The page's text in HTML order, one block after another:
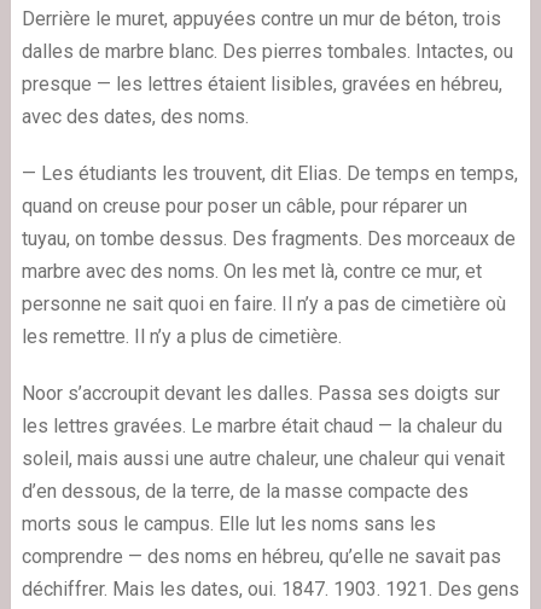
Derrière le muret, appuyées contre un mur de béton, trois
dalles de marbre blanc. Des pierres tombales. Intactes, ou
presque — les lettres étaient lisibles, gravées en hébreu,
avec des dates, des noms.
— Les étudiants les trouvent, dit Elias. De temps en temps,
quand on creuse pour poser un câble, pour réparer un
tuyau, on tombe dessus. Des fragments. Des morceaux de
marbre avec des noms. On les met là, contre ce mur, et
personne ne sait quoi en faire. Il n’y a pas de cimetière où
les remettre. Il n’y a plus de cimetière.
Noor s’accroupit devant les dalles. Passa ses doigts sur
les lettres gravées. Le marbre était chaud — la chaleur du
soleil, mais aussi une autre chaleur, une chaleur qui venait
d’en dessous, de la terre, de la masse compacte des
morts sous le campus. Elle lut les noms sans les
comprendre — des noms en hébreu, qu’elle ne savait pas
déchiffrer. Mais les dates, oui. 1847. 1903. 1921. Des gens